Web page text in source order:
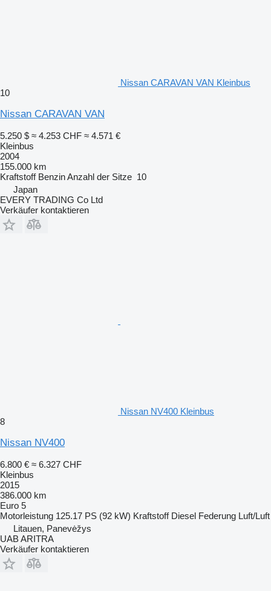
Nissan CARAVAN VAN Kleinbus
10
Nissan CARAVAN VAN
5.250 $ ≈ 4.253 CHF ≈ 4.571 €
Kleinbus
2004
155.000 km
Kraftstoff BenzinAnzahl der Sitze 10
Japan
EVERY TRADING Co Ltd
Verkäufer kontaktieren
Nissan NV400 Kleinbus
8
Nissan NV400
6.800 € ≈ 6.327 CHF
Kleinbus
2015
386.000 km
Euro 5
Motorleistung 125.17 PS (92 kW) Kraftstoff Diesel Federung Luft/Luft
Litauen, Panevėžys
UAB ARITRA
Verkäufer kontaktieren